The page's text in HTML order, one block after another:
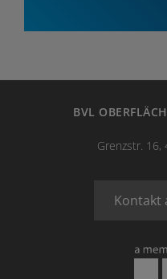
BVL
Grenzstr. 16,
Kontakt